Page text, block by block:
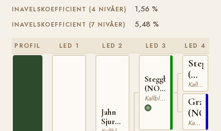
INAVELSKOEFFICIENT (4 NIVÅER) 1,56 %
INAVELSKOEFFICIENT (7 NIVÅER) 5,48 %
PROFIL LED 1 LED 2
Jahn
Sjur
LED 3
Steggbest
(NO)
T-233Kallblodig Travare
LED 4
Stegg
(NO)
T-
169
Kallblodig Travare
Grasiös
(NO)
Kallblodig Travare